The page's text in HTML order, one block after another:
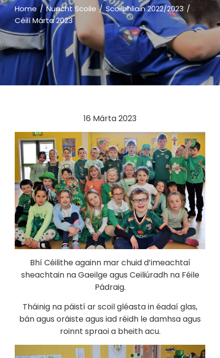
Home Nuacht Scoile
Scoilbhliain 2022/2023
Céilí Márta 2023
16 Márta 2023
Bhí Céilithe againn mar chuid d’imeachtaí
sheachtain na Gaeilge agus Ceiliúradh na Féile
Pádraig.
Tháinig na páistí ar scoil gléasta in éadaí glas,
bán agus oráiste agus iad réidh le damhsa agus
roinnt spraoi a bheith acu.